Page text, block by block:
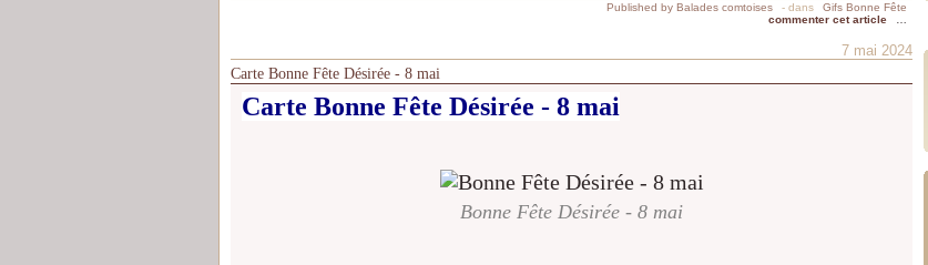
Published by Balades comtoises - dans
Gifs Bonne Fête
commenter cet article
7 mai 2024
Carte Bonne Fête Désirée - 8 mai
Carte Bonne Fête Désirée - 8 mai
Bonne Fête Désirée - 8 mai